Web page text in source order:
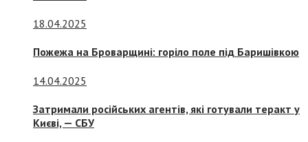
18.04.2025
Пожежа на Броварщині: горіло поле під Баришівкою
14.04.2025
Затримали російських агентів, які готували теракт у
Києві, — СБУ